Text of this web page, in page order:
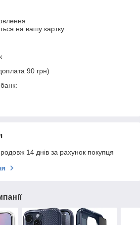
на вашу картку
90 грн)
14 днів за рахунок покупця